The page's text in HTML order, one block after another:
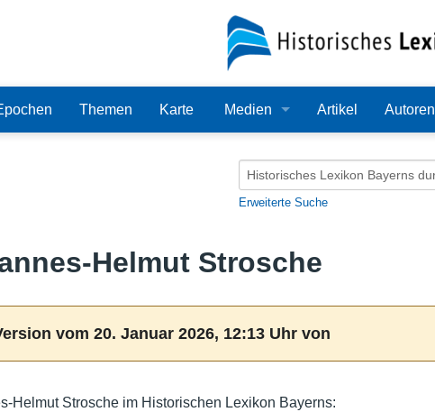
Themen Karte Medien
Audio
PDF
Artikel Autoren
Erweiterte Suche
Helmut Strosche
vom 20. Januar 2026, 12:13 Uhr von
Helmut Strosche im Historischen Lexikon Bayerns: